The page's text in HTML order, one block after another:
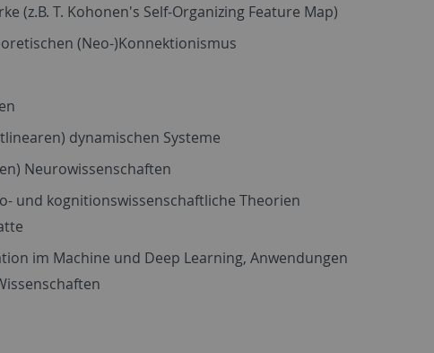
(z.B. T. Kohonen's Self-Organizing Feature Map)
(Neo-)Konnektionismus
dynamischen Systeme
Neurowissenschaften
und kognitionswissenschaftliche Theorien
im Machine und Deep Learning, Anwendungen